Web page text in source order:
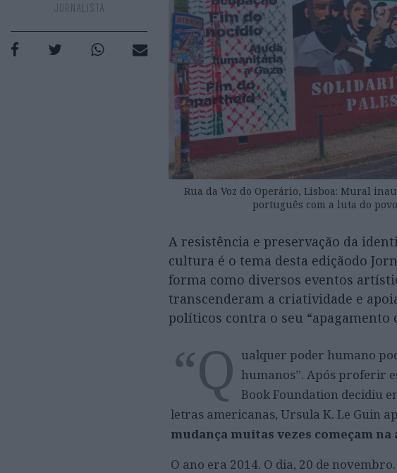
JORNALISTA
Rua da Voz do Operário, Lisboa: Mural
português com a luta do
A resistência e preservação da
cultura é o tema desta ediçãodo
forma como diversos eventos
transcenderam a criatividade e
políticos contra o seu “apagamento
“Q ualquer poder humano
humanos”. Após proferir
Book Foundation decidiu
letras americanas, Ursula K. Le Guin
mudança muitas vezes começam na
O ano era 2014. O dia, 20 de